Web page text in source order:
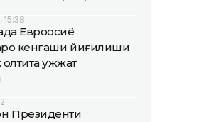
15:38
Евроосиё
кенгаши йиғилиши
ҳужжат
Президенти